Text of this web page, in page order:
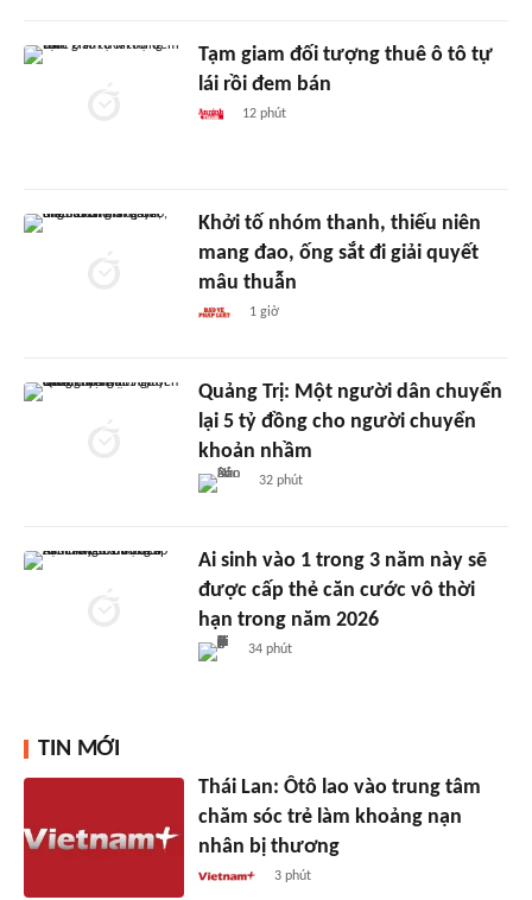
Tạm giam đối tượng thuê ô tô tự
lái rồi đem bán
12 phút
Khởi tố nhóm thanh, thiếu niên
mang đao, ống sắt đi giải quyết
mâu thuẫn
1 giờ
Quảng Trị: Một người dân chuyển
lại 5 tỷ đồng cho người chuyển
khoản nhầm
32 phút
Ai sinh vào 1 trong 3 năm này sẽ
được cấp thẻ căn cước vô thời
hạn trong năm 2026
34 phút
TIN MỚI
Thái Lan: Ôtô lao vào trung tâm
chăm sóc trẻ làm khoảng nạn
nhân bị thương
3 phút